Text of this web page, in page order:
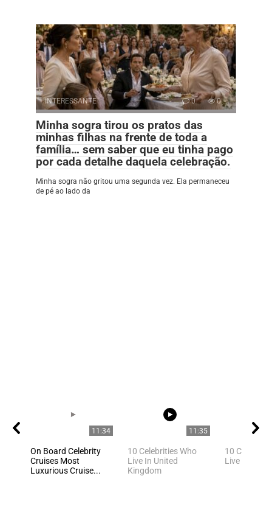
INTERESSANTE 0 0
Minha sogra tirou os pratos das
minhas filhas na frente de toda a
família… sem saber que eu tinha pago
por cada detalhe daquela celebração.
Minha sogra não gritou uma segunda vez. Ela permaneceu
de pé ao lado da
11:34
On Board Celebrity
Cruises Most
Luxurious Cruise...
11:35
10 Celebrities Who
Live In United
Kingdom
10
Live In Los